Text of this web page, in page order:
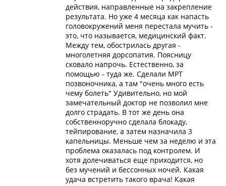
действия, направленные на закрепление
результата. Но уже 4 месяца как напасть
головокружений меня перестала мучить -
это, что называется, медицинский факт.
Между тем, обострилась другая -
многолетняя дорсопатия. Поясницу
сковало напрочь. Естественно, за
помощью - туда же. Сделали МРТ
позвоночника, а там "очень много есть
чему болеть" Удивительно, но мой
замечательный доктор не позволил мне
долго страдать. В тот же день она
собственноручно сделала блокаду,
тейпирование, а затем назначила 3
капельницы. Меньше чем за неделю и эта
проблема оказалась под контролем. И
хотя долечиваться еще приходится, но
без мучений и бессонных ночей. Какая
удача встретить такого врача! Какая